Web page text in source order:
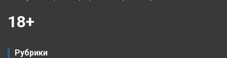
18+
Рубрики